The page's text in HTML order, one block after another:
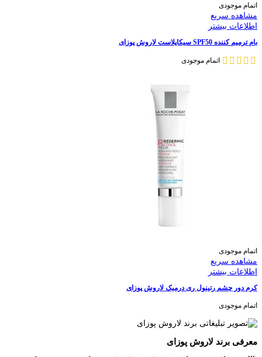
اتمام موجودی
مشاهده سریع
اطلاعات بیشتر
بام ترمیم کننده SPF50 سیکاپلاست لاروش پوزای
اتمام موجودی
اتمام موجودی
مشاهده سریع
اطلاعات بیشتر
کرم دور چشم رتینول ری درمیک لاروش پوزای
اتمام موجودی
معرفی برند لاروش پوزای